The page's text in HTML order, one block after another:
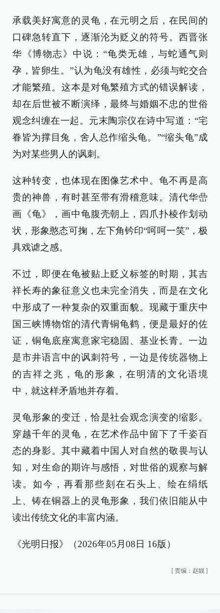
承载美好寓意的灵龟，在元明之后，在民间的
口碑急转直下，逐渐沦为贬义的符号。西晋张
华《博物志》中说：“龟类无雄，与蛇通气则
孕，皆卵生。”认为龟没有雄性，必须与蛇交合
才能繁殖。这本是对龟繁殖方式的错误解读，
却在后世被不断演绎，最终与婚姻不忠的世俗
观念纠缠在一起。元末陶宗仪在诗中写道：“宅
眷皆为撑目兔，舍人总作缩头龟。”“缩头龟”成
为对某些男人的讽刺。
这种转变，也体现在图像艺术中。龟不再是高
贵的神兽，有时甚至带有滑稽意味。清代华嵒
画《龟》，画中龟腹壳朝上，四爪扑棱作划动
状，形象憨态可掬，左下角钤印“呵呵一笑”，极
具戏谑之感。
不过，即便在龟被贴上贬义标签的时期，其吉
祥长寿的象征意义也未完全消失，而是在文化
中形成了一种复杂的双重面貌。现藏于重庆中
国三峡博物馆的清代青铜龟鹤，便是最好的佐
证，铜龟底座寓意家宅稳固、基业长青。一边
是市井语言中的讽刺符号，一边是传统器物上
的吉祥之兆，龟的形象，在明清的文化语境
中，就这样矛盾地并存着。
灵龟形象的变迁，恰是社会观念演变的缩影。
穿越千年的灵龟，在艺术作品中留下了千姿百
态的身影。其中藏着中国人对自然的敬畏与认
知，对生命的期许与感悟，对世俗的观察与解
读。如今，再看那些刻在石头上、绘在绢纸
上、铸在铜器上的灵龟形象，我们依旧能从中
读出传统文化的丰富内涵。
《光明日报》（2026年05月08日 16版）
[ 责编：赵靓 ]